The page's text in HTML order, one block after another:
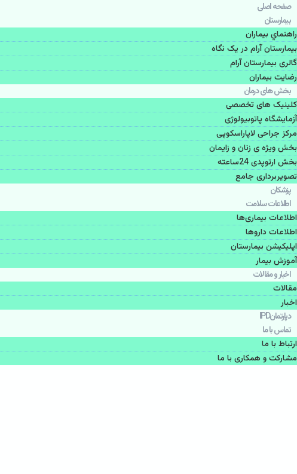
صفحه اصلی
بيمارستان
راهنماي بیماران
بیمارستان آرام در یک نگاه
گالری بیمارستان آرام
رضایت بیماران
بخش های درمان
کلینیک های تخصصی
آزمایشگاه پاتوبیولوژی
مرکز جراحی لاپاراسکوپی
بخش ویژه ی زنان و زایمان
بخش ارتوپدی 24ساعته
تصویربرداری جامع
پزشكان
اطلاعات سلامت
اطلاعات بیماری‌ها
اطلاعات دارو‌ها
اپليكيشن بيمارستان
آموزش بیمار
اخبار و مقالات
مقالات
اخبار
دپارتمانIPD
تماس با ما
ارتباط با ما
مشاركت و همكاری با ما